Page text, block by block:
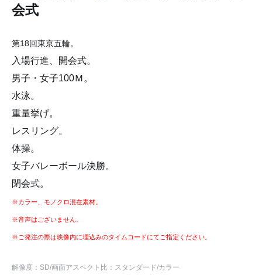
会式
第18回東京五輪。
入場行進、開会式。
男子・女子100Ｍ。
水泳。
重量挙げ。
レスリング。
体操。
女子バレーボール決勝。
閉会式。
※カラー、モノクロ混在素材。
※音声はございません。
※ご発注の際は映像内に埋込みのタイムコードにてご指定ください。
解像度：SD/画面アスペクト比：スタンダード/カラー